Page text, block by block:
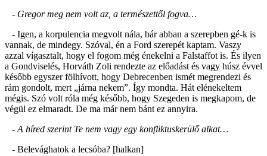
- Gregor meg nem volt az, a természettől fogva…
- Igen, a korpulencia megvolt nála, bár abban a szerepben gé-k is
vannak, de mindegy. Szóval, én a Ford szerepét kaptam. Vaszy
azzal vígasztalt, hogy el fogom még énekelni a Falstaffot is. És ilyen
a Gondviselés, Horváth Zoli rendezte az előadást és vagy húsz évvel
később egyszer fölhívott, hogy Debrecenben ismét megrendezi és
rám gondolt, mert „járna nekem”. Így mondta. Hát elénekeltem
mégis. Szó volt róla még később, hogy Szegeden is megkapom, de
végül ez elmaradt. De ma már nem bánt ez annyira.
- A híred szerint Te nem vagy egy konfliktuskerülő alkat…
- Belevághatok a lecsóba? [halkan]